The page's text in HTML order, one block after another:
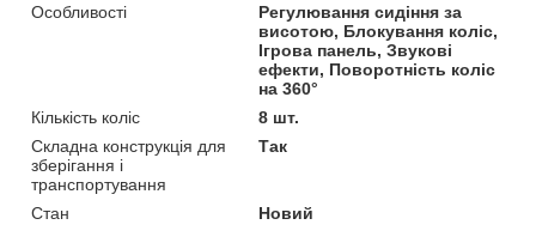
Особливості
Регулювання сидіння за
висотою, Блокування коліс,
Ігрова панель, Звукові
ефекти, Поворотність коліс
на 360°
Кількість коліс
8 шт.
Складна конструкція для
зберігання і
транспортування
Так
Стан Новий